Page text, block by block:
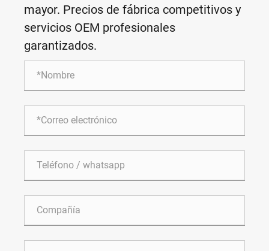
mayor. Precios de fábrica competitivos y
servicios OEM profesionales
garantizados.